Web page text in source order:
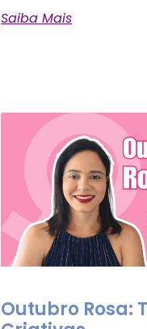
Saiba Mais
Outubro Rosa: